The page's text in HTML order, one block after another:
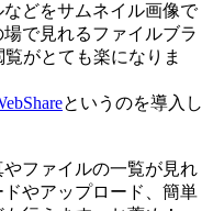
どをサムネイル画像で
で見れるファイルブラ
がとても楽になりま
というのを導入し
ファイルの一覧が見れ
やアップロード、簡単